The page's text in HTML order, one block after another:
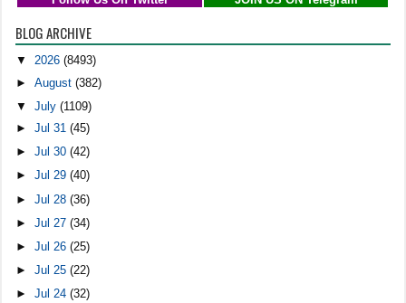
BLOG ARCHIVE
▼2026(8493)
►August(382)
▼July(1109)
►Jul 31(45)
►Jul 30(42)
►Jul 29(40)
►Jul 28(36)
►Jul 27(34)
►Jul 26(25)
►Jul 25(22)
►Jul 24(32)